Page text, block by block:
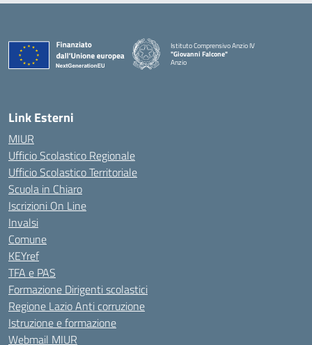
Istituto Comprensivo Anzio IV
"Giovanni Falcone"
Anzio
Link Esterni
MIUR
Ufficio Scolastico Regionale
Ufficio Scolastico Territoriale
Scuola in Chiaro
Iscrizioni On Line
Invalsi
Comune
KEYref
TFA e PAS
Formazione Dirigenti scolastici
Regione Lazio Anti corruzione
Istruzione e formazione
Webmail MIUR